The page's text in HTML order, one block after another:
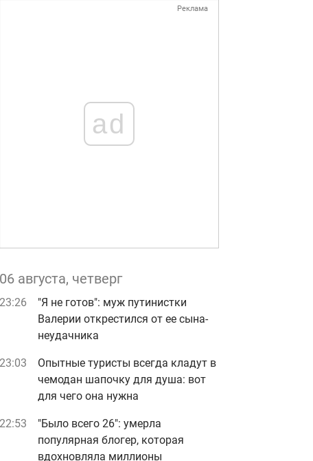
Реклама
ad
06 августа, четверг
23:26
"Я не готов": муж путинистки
Валерии открестился от ее сына-
неудачника
23:03
Опытные туристы всегда кладут в
чемодан шапочку для душа: вот
для чего она нужна
22:53
"Было всего 26": умерла
популярная блогер, которая
вдохновляла миллионы